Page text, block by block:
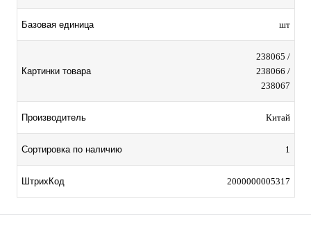
Базовая единица шт
Картинки товара
238065 /
238066 /
238067
Производитель Китай
Сортировка по наличию 1
ШтрихКод 2000000005317